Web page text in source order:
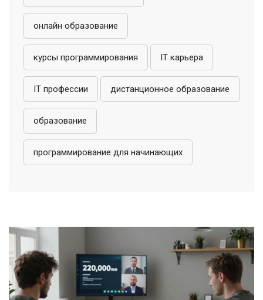
онлайн образование
курсы программирования IT карьера
IT профессии дистанционное образование
образование
программирование для начинающих